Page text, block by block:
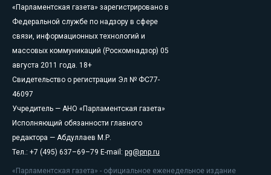
«Парламентская газета» зарегистрировано в
Федеральной службе по надзору в сфере
связи, информационных технологий и
массовых коммуникаций (Роскомнадзор) 05
августа 2011 года. 18+
Свидетельство о регистрации Эл № ФС77-
46097
Учредитель — АНО «Парламентская газета»
Исполняющий обязанности главного
редактора — Абдуллаев М.Р.
Тел.: +7 (495) 637–69–79 E-mail: pg@pnp.ru
«Парламентская газета» - официальное еженедельное издание